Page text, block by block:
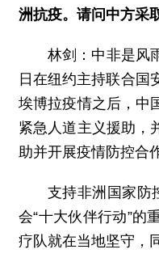
洲抗疫。请问中方采
林剑：中非是风
日在纽约主持联合国
埃博拉疫情之后，中
紧急人道主义援助，
助并开展疫情防控合
支持非洲国家防
会“十大伙伴行动”的
疗队就在当地坚守，